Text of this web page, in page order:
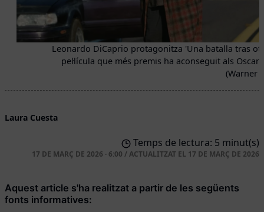
Leonardo DiCaprio protagonitza 'Una batalla tras
pel·lícula que més premis ha aconseguit als Oscar
(Warner
Laura Cuesta
Temps de lectura: 5 minut(s)
17 DE MARÇ DE 2026 · 6:00 /ACTUALITZAT EL 17 DE MARÇ DE 2026
Aquest article s'ha realitzat a partir de les següents
fonts informatives: